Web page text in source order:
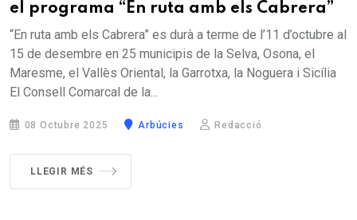
el programa “En ruta amb els Cabrera”
“En ruta amb els Cabrera” es durà a terme de l’11 d’octubre al
15 de desembre en 25 municipis de la Selva, Osona, el
Maresme, el Vallès Oriental, la Garrotxa, la Noguera i Sicília
El Consell Comarcal de la...
08 Octubre 2025 Arbúcies Redacció
LLEGIR MÉS